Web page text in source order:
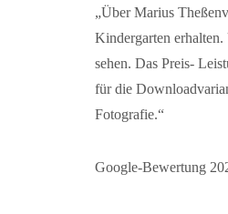
„Über Marius
Kindergarten
sehen. Das Preis-
für die
Fotografie.“
Google-Bewertung